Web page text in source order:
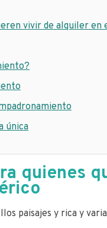
vivir de alquiler en
única
quienes
paisajes y rica y